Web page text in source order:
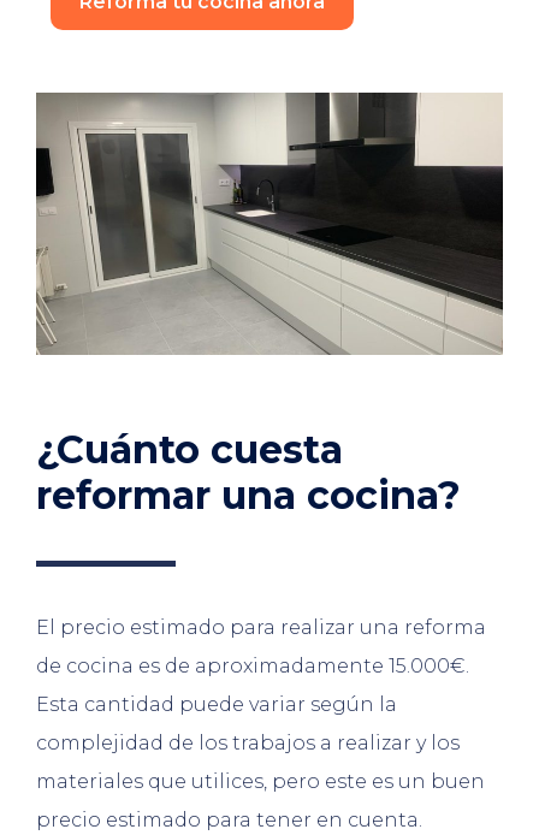
¿Cuánto cuesta
reformar una cocina?
El precio estimado para realizar una reforma
de cocina es de aproximadamente 15.000€.
Esta cantidad puede variar según la
complejidad de los trabajos a realizar y los
materiales que utilices, pero este es un buen
precio estimado para tener en cuenta.